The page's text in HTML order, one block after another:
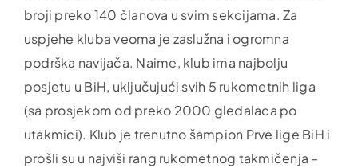
broji preko 140 članova u svim sekcijama. Za
uspjehe kluba veoma je zaslužna i ogromna
podrška navijača. Naime, klub ima najbolju
posjetu u BiH, uključujući svih 5 rukometnih liga
(sa prosjekom od preko 2000 gledalaca po
utakmici). Klub je trenutno šampion Prve lige BiH i
prošli su u najviši rang rukometnog takmičenja –